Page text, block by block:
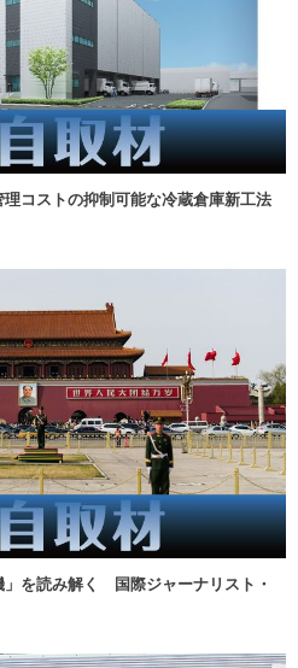
理コストの抑制可能な冷蔵倉庫新工法
」を読み解く 国際ジャーナリスト・